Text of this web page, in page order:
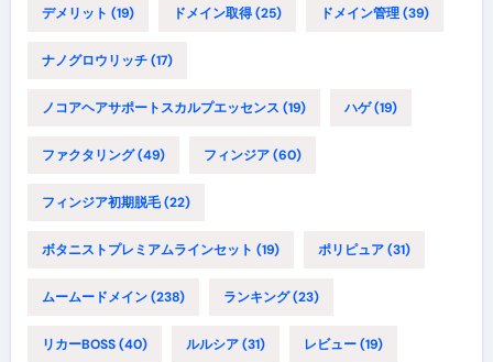
デメリット (19) ドメイン取得(25) ドメイン管理(39)
ナノグロウリッチ(17)
ノコアヘアサポートスカルプエッセンス (19) ハゲ(19)
ファクタリング(49) フィンジア(60)
フィンジア初期脱毛(22)
ボタニストプレミアムラインセット (19) ポリピュア(31)
ムームードメイン(238) ランキング(23)
リカーBOSS(40) ルルシア(31) レビュー(19)